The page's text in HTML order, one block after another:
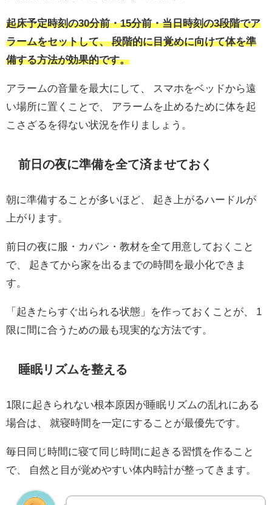
起床予定時刻の30分前・15分前・当日時刻の3段階でア
ラームをセットして、 段階的に目覚めに向けて体を準
備する方法が効果的です。
アラームの音量を最大にして、 スマホをベッドから遠
い場所に置くことで、 アラームを止めるために体を起
こさざるを得ない状況を作りましょう。
前日の夜に準備を全て済ませておく
朝に準備することが多いほど、 起き上がるハードルが
上がります。
前日の夜に服・カバン・教材を全て用意しておくこと
で、 起きてから家を出るまでの時間を最小化できま
す。
「起きたらすぐ出られる状態」を作っておくことが、 1
限に間に合うための最も現実的な方法です。
睡眠リズムを整える
1限に起きられない根本原因が睡眠リズムの乱れにある
場合は、 就寝時間を一定にすることが最優先です。
毎日同じ時間に寝て同じ時間に起きる習慣を作ること
で、 自然と目が覚めやすい体内時計が整ってきます。